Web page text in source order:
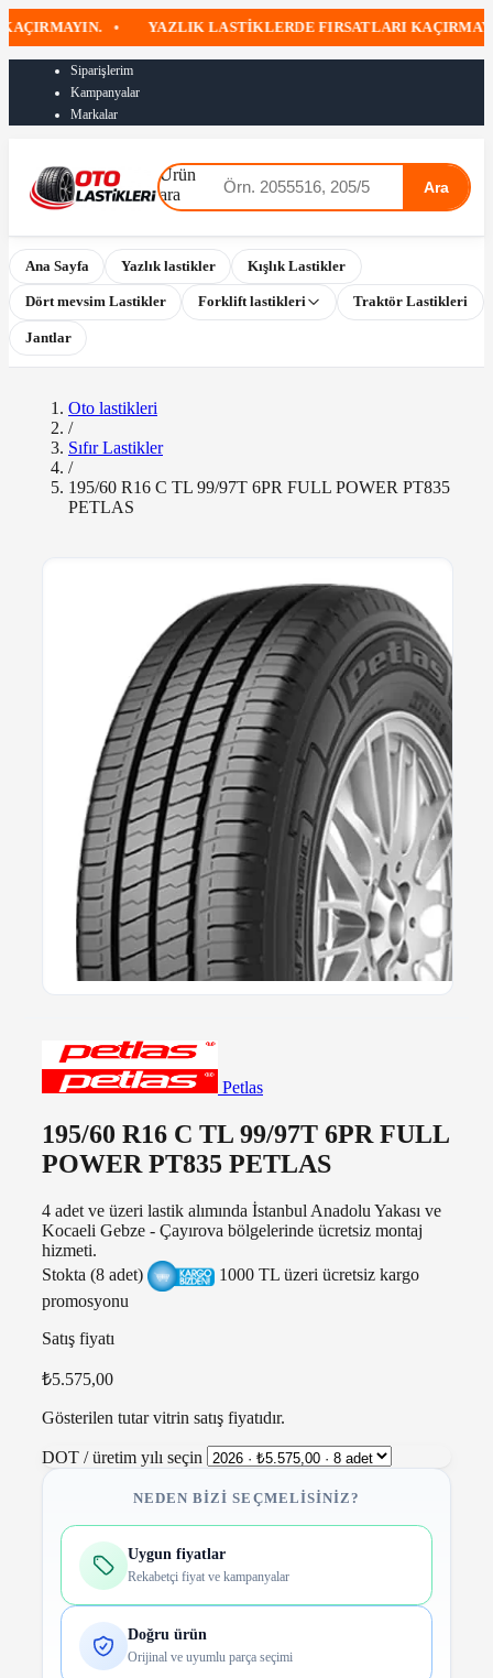
• YAZLIK LASTIKLERDE FIRSATLARI KAÇIRMAYIN
Siparişlerim
Kampanyalar
Markalar
Ürün
ara
Ara
Ana Sayfa Yazlık lastikler Kışlık Lastikler
Dört mevsim Lastikler Forklift lastikleri Traktör Lastikleri
Jantlar
Oto lastikleri
/
Sıfır Lastikler
/
195/60 R16 C TL 99/97T 6PR FULL POWER PT835
PETLAS
Petlas
195/60 R16 C TL 99/97T 6PR FULL
POWER PT835 PETLAS
4 adet ve üzeri lastik alımında İstanbul Anadolu Yakası ve
Kocaeli Gebze - Çayırova bölgelerinde ücretsiz montaj
hizmeti.
Stokta (8 adet)
1000 TL üzeri ücretsiz kargo
promosyonu
Satış fiyatı
₺5.575,00
Gösterilen tutar vitrin satış fiyatıdır.
DOT / üretim yılı seçin
NEDEN BIZI SEÇMELISINIZ?
Uygun fiyatlar
Rekabetçi fiyat ve kampanyalar
Doğru ürün
Orijinal ve uyumlu parça seçimi